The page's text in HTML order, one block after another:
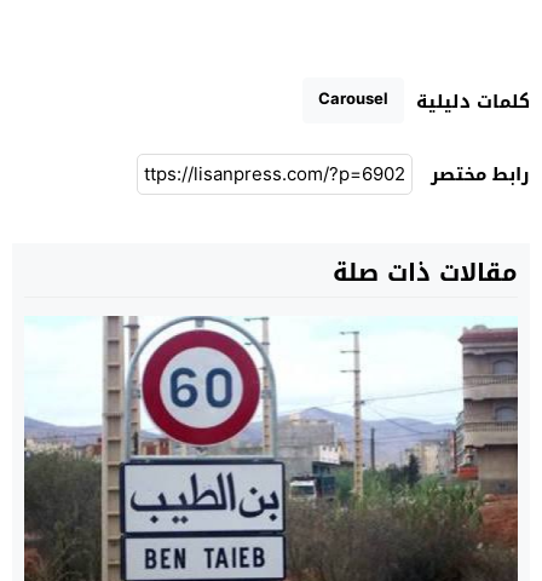
كلمات دليلية Carousel
رابط مختصر
مقالات ذات صلة